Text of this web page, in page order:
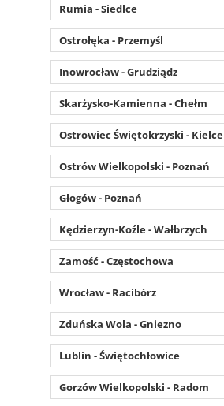
Rumia - Siedlce
Ostrołęka - Przemyśl
Inowrocław - Grudziądz
Skarżysko-Kamienna - Chełm
Ostrowiec Świętokrzyski - Kielce
Ostrów Wielkopolski - Poznań
Głogów - Poznań
Kędzierzyn-Koźle - Wałbrzych
Zamość - Częstochowa
Wrocław - Racibórz
Zduńska Wola - Gniezno
Lublin - Świętochłowice
Gorzów Wielkopolski - Radom